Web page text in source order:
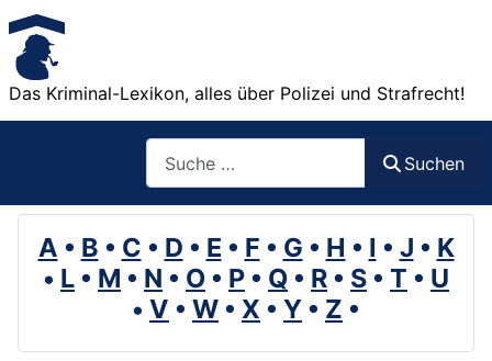
Das Kriminal-Lexikon, alles über Polizei und Strafrecht!
Suchen
A • B • C • D • E • F • G • H • I • J • K
• L • M • N • O • P • Q • R • S • T • U
• V • W • X • Y • Z •